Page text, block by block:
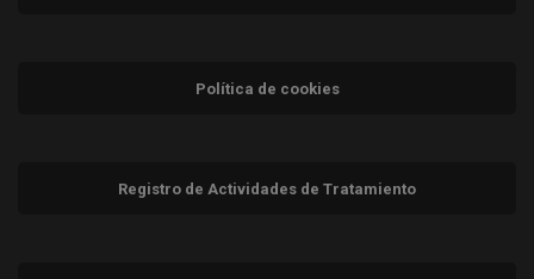
Política de cookies
Registro de Actividades de Tratamiento